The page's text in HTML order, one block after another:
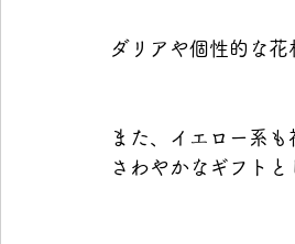
ダリアや個性的な
また、イエロー系
さわやかなギフトと